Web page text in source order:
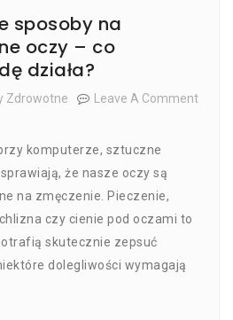
sposoby na
oczy – co
działa?
Zdrowotne
Leave A Comment
komputerze, sztuczne
że nasze oczy są
na zmęczenie. Pieczenie,
czy cienie pod oczami to
skutecznie zepsuć
dolegliwości wymagają